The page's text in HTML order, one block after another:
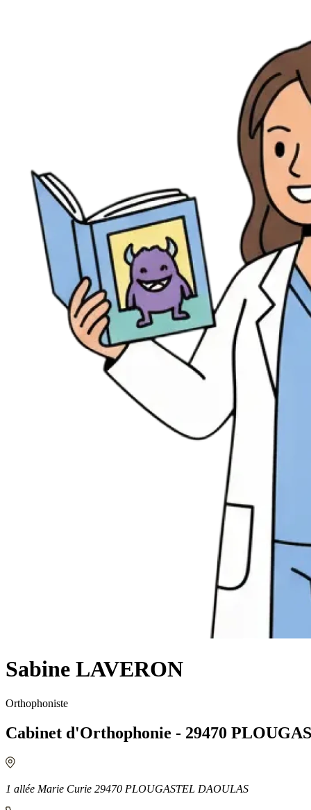
Sabine LAVERON
Orthophoniste
Cabinet d'Orthophonie - 29470
1 allée Marie Curie 29470 PLOUGASTEL DAOULAS